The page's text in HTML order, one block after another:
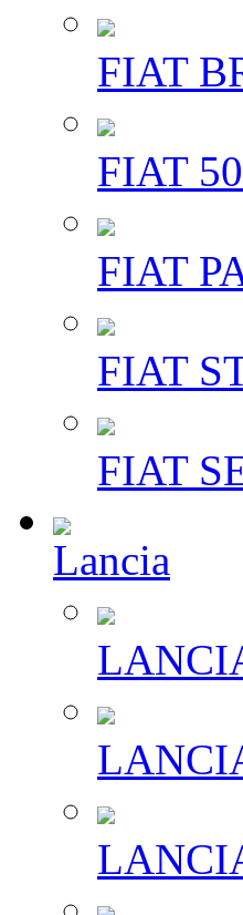
FIAT
FIAT
FIAT
FIAT
FIAT
Lancia